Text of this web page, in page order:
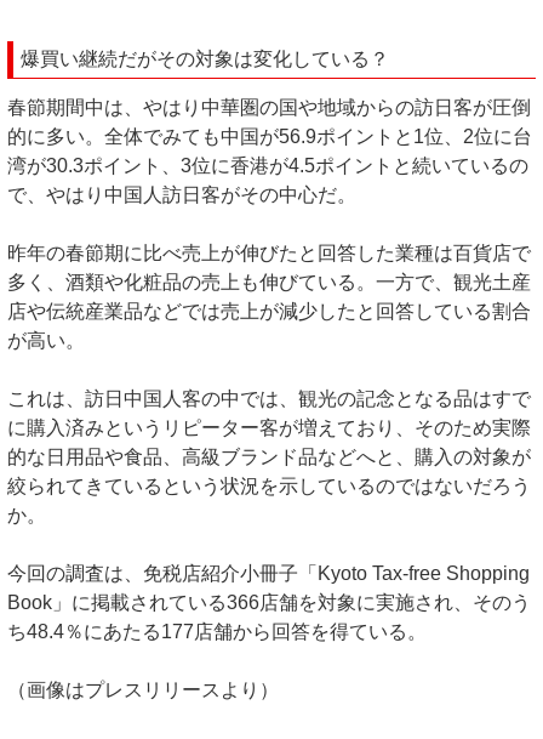
爆買い継続だがその対象は変化している？
春節期間中は、やはり中華圏の国や地域からの訪日客が圧倒
的に多い。全体でみても中国が56.9ポイントと1位、2位に台
湾が30.3ポイント、3位に香港が4.5ポイントと続いているの
で、やはり中国人訪日客がその中心だ。
昨年の春節期に比べ売上が伸びたと回答した業種は百貨店で
多く、酒類や化粧品の売上も伸びている。一方で、観光土産
店や伝統産業品などでは売上が減少したと回答している割合
が高い。
これは、訪日中国人客の中では、観光の記念となる品はすで
に購入済みというリピーター客が増えており、そのため実際
的な日用品や食品、高級ブランド品などへと、購入の対象が
絞られてきているという状況を示しているのではないだろう
か。
今回の調査は、免税店紹介小冊子「Kyoto Tax-free Shopping
Book」に掲載されている366店舗を対象に実施され、そのう
ち48.4％にあたる177店舗から回答を得ている。
（画像はプレスリリースより）